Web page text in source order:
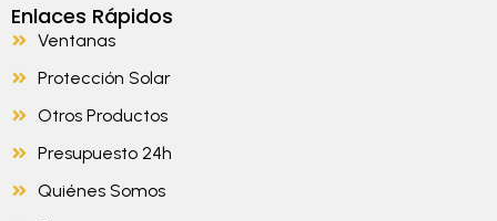
Enlaces Rápidos
Ventanas
Protección Solar
Otros Productos
Presupuesto 24h
Quiénes Somos